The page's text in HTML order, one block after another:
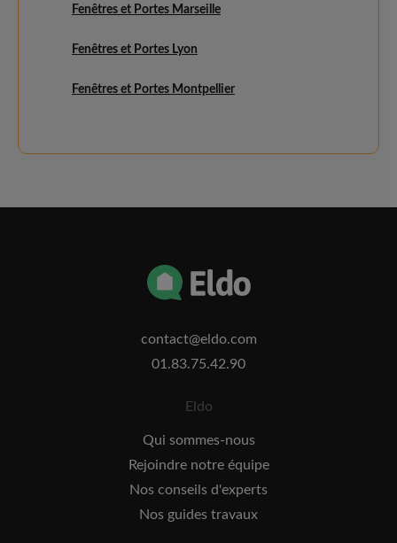
Fenêtres et Portes Marseille
Fenêtres et Portes Lyon
Fenêtres et Portes Montpellier
contact@eldo.com
01.83.75.42.90
Eldo
Qui sommes-nous
Rejoindre notre équipe
Nos conseils d'experts
Nos guides travaux